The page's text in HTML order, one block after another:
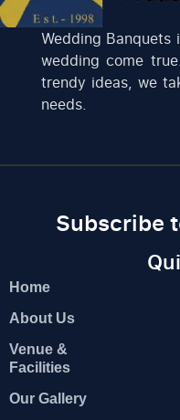
Wedding Banquets
wedding come
trendy ideas, we
needs.
Subscribe
Home
About Us
Venue &
Facilities
Our Gallery